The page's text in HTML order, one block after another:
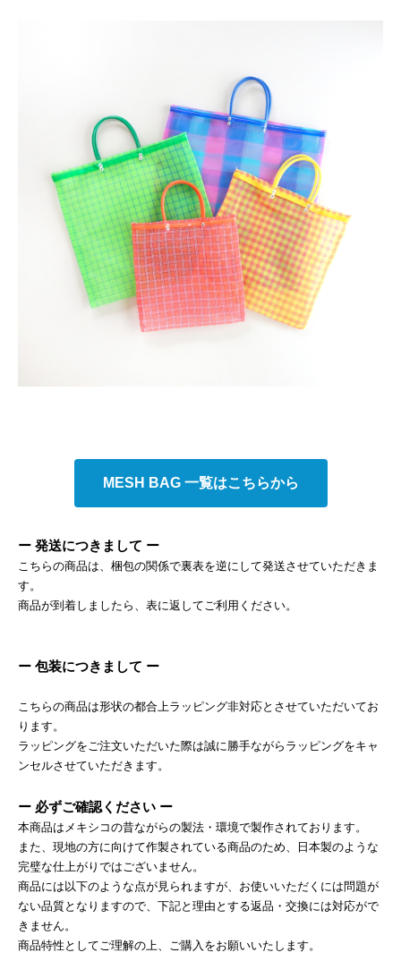
MESH BAG 一覧はこちらから
ー 発送につきまして ー
こちらの商品は、梱包の関係で裏表を逆にして発送させていただきま
す。
商品が到着しましたら、表に返してご利用ください。
ー 包装につきまして ー
こちらの商品は形状の都合上ラッピング非対応とさせていただいてお
ります。
ラッピングをご注文いただいた際は誠に勝手ながらラッピングをキャ
ンセルさせていただきます。
ー 必ずご確認ください ー
本商品はメキシコの昔ながらの製法・環境で製作されております。
また、現地の方に向けて作製されている商品のため、日本製のような
完璧な仕上がりではございません。
商品には以下のような点が見られますが、お使いいただくには問題が
ない品質となりますので、下記と理由とする返品・交換には対応がで
きません。
商品特性としてご理解の上、ご購入をお願いいたします。